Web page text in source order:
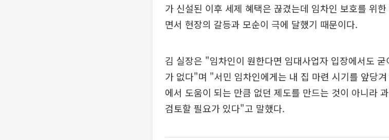
가 신설된 이후 세제 혜택은 끊겼는데 임차인 보호를 위
면서 현장의 갈등과 모순이 극에 달했기 때문이다.
김 실장은 "임차인이 원한다면 임대사업자 입장에서도
가 없다"며 "서민 임차인에게는 내 집 마련 시기를 앞당
에서 도움이 되는 만큼 없던 제도를 만드는 것이 아니라
검토할 필요가 있다"고 말했다.